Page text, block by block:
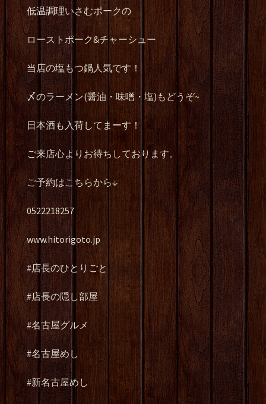
低温調理いさむポークの
ローストポーク&チャーシュー
当店の塩もつ鍋人気です！
〆のラーメン(醤油・味噌・塩)もどうぞ~
日本酒も入荷してまーす！
ご来店心よりお待ちしております。
ご予約はこちらから↓
0522218257
www.hitorigoto.jp
#店長のひとりごと
#店長の隠し部屋
#名古屋グルメ
#名古屋めし
#新名古屋めし